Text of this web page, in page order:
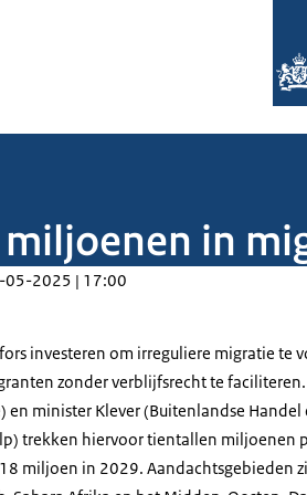
in
05-2025 | 17:00
investeren om irreguliere migratie te
zonder verblijfsrecht te
en minister Klever (Buitenlandse Handel
trekken hiervoor tientallen miljoenen
miljoen in 2029. Aandachtsgebieden